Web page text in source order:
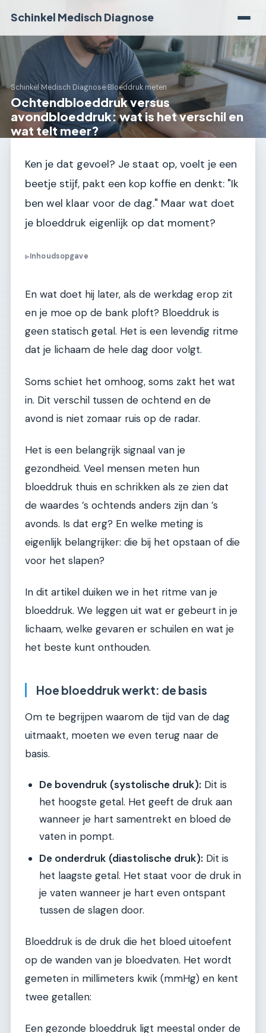
Schinkel Medisch Diagnose
Schinkel Medisch Diagnose›Bloeddruk meten
Ochtendbloeddruk versus
avondbloeddruk: wat is het verschil en
wat telt meer?
Ken je dat gevoel? Je staat op, voelt je een
beetje stijf, pakt een kop koffie en denkt: "Ik
ben wel klaar voor de dag." Maar wat doet
je bloeddruk eigenlijk op dat moment?
▶Inhoudsopgave
En wat doet hij later, als de werkdag erop zit
en je moe op de bank ploft? Bloeddruk is
geen statisch getal. Het is een levendig ritme
dat je lichaam de hele dag door volgt.
Soms schiet het omhoog, soms zakt het wat
in. Dit verschil tussen de ochtend en de
avond is niet zomaar ruis op de radar.
Het is een belangrijk signaal van je
gezondheid. Veel mensen meten hun
bloeddruk thuis en schrikken als ze zien dat
de waardes ’s ochtends anders zijn dan ’s
avonds. Is dat erg? En welke meting is
eigenlijk belangrijker: die bij het opstaan of die
voor het slapen?
In dit artikel duiken we in het ritme van je
bloeddruk. We leggen uit wat er gebeurt in je
lichaam, welke gevaren er schuilen en wat je
het beste kunt onthouden.
Hoe bloeddruk werkt: de basis
Om te begrijpen waarom de tijd van de dag
uitmaakt, moeten we even terug naar de
basis.
De bovendruk (systolische druk): Dit is
het hoogste getal. Het geeft de druk aan
wanneer je hart samentrekt en bloed de
vaten in pompt.
De onderdruk (diastolische druk): Dit is
het laagste getal. Het staat voor de druk in
je vaten wanneer je hart even ontspant
tussen de slagen door.
Bloeddruk is de druk die het bloed uitoefent
op de wanden van je bloedvaten. Het wordt
gemeten in millimeters kwik (mmHg) en kent
twee getallen:
Een gezonde bloeddruk ligt meestal onder de